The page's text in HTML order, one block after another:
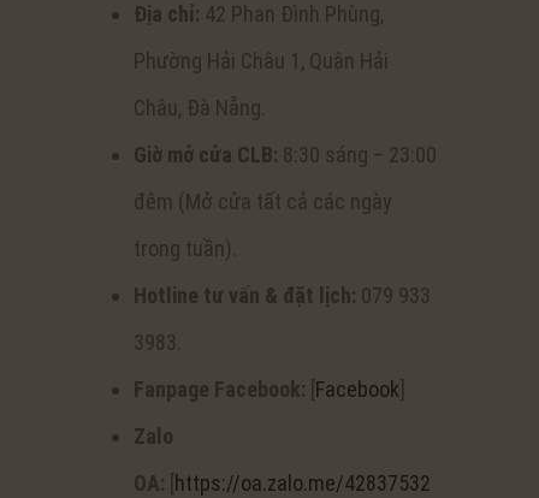
Địa chỉ: 42 Phan Đình Phùng,
Phường Hải Châu 1, Quận Hải
Châu, Đà Nẵng.
Giờ mở cửa CLB: 8:30 sáng – 23:00
đêm (Mở cửa tất cả các ngày
trong tuần).
Hotline tư vấn & đặt lịch: 079 933
3983.
Fanpage Facebook: Facebook
Zalo
OA: https://oa.zalo.me/42837532